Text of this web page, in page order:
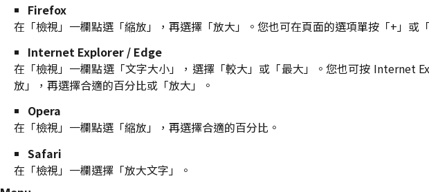
Firefox
在「檢視」一欄點選「縮放」，再選擇「放大」。您也可在頁面的選項單按「+」或
Internet Explorer / Edge
在「檢視」一欄點選「文字大小」，選擇「較大」或「最大」。您也可按 Internet
放」，再選擇合適的百分比或「放大」。
Opera
在「檢視」一欄點選「縮放」，再選擇合適的百分比。
Safari
在「檢視」一欄選擇「放大文字」。